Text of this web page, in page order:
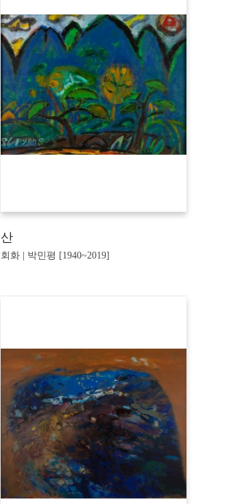
산
회화 | 박민평 [1940~2019]